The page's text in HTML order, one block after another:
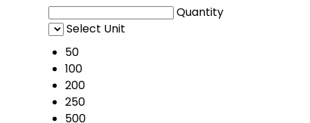
Quantity
Select Unit
50
100
200
250
500